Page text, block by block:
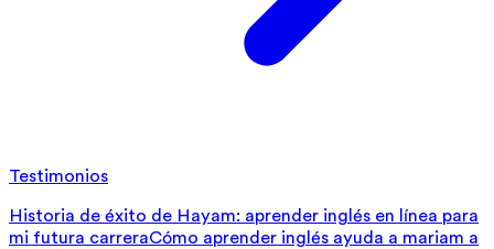
Testimonios
Historia de éxito de Hayam: aprender inglés en línea para
mi futura carreraCómo aprender inglés ayuda a mariam a